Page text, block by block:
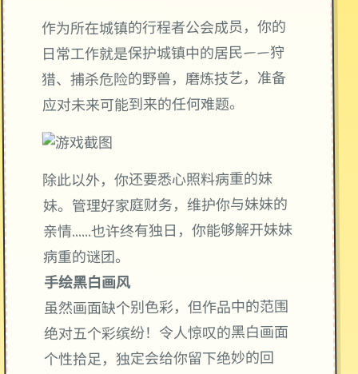
作为所在城镇的行程者公会成员，你的
日常工作就是保护城镇中的居民——狩
猎、捕杀危险的野兽，磨炼技艺，准备
应对未来可能到来的任何难题。
除此以外，你还要悉心照料病重的妹
妹。管理好家庭财务，维护你与妹妹的
亲情……也许终有独日，你能够解开妹妹
病重的谜团。
手绘黑白画风
虽然画面缺个别色彩，但作品中的范围
绝对五个彩缤纷！令人惊叹的黑白画面
个性拾足，独定会给你留下绝妙的回